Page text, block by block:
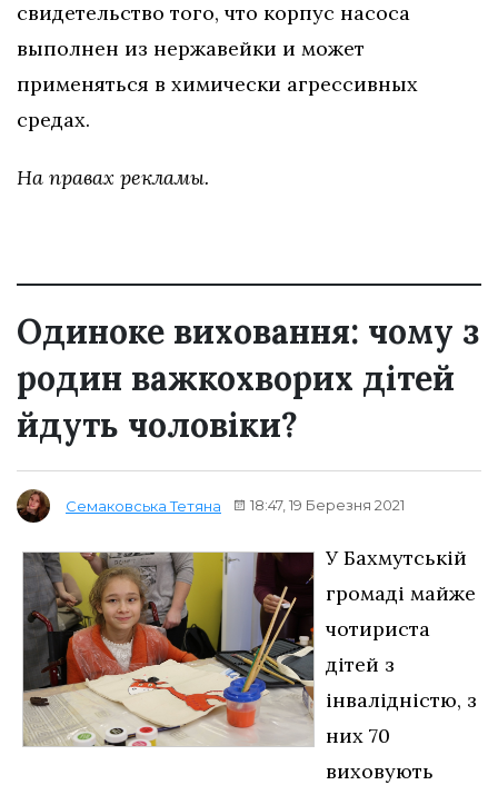
свидетельство того, что корпус насоса
выполнен из нержавейки и может
применяться в химически агрессивных
средах.
На правах рекламы.
Одиноке виховання: чому з
родин важкохворих дітей
йдуть чоловіки?
Семаковська Тетяна 18:47, 19 Березня 2021
У Бахмутській
громаді майже
чотириста
дітей з
інвалідністю, з
них 70
виховують